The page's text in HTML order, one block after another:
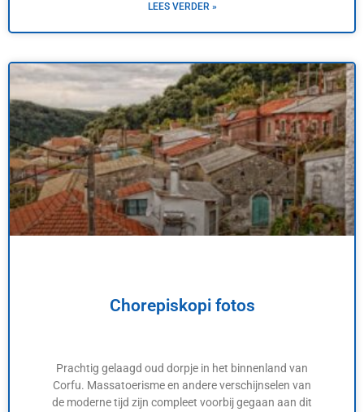
LEES VERDER »
Chorepiskopi fotos
Prachtig gelaagd oud dorpje in het binnenland van
Corfu. Massatoerisme en andere verschijnselen van
de moderne tijd zijn compleet voorbij gegaan aan dit